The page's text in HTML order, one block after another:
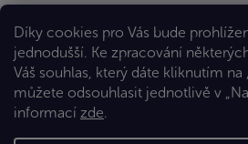
Díky cookies pro Vás bude
jednodušší. Ke zpracování
Váš souhlas, který dáte kliknutím na
můžete odsouhlasit jednotlivě v
informací zde.